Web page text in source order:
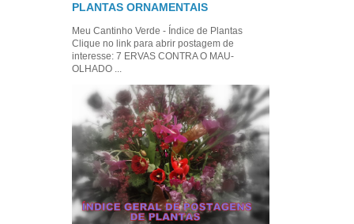
PLANTAS ORNAMENTAIS
Meu Cantinho Verde - Índice de Plantas
Clique no link para abrir postagem de
interesse: 7 ERVAS CONTRA O MAU-
OLHADO ...